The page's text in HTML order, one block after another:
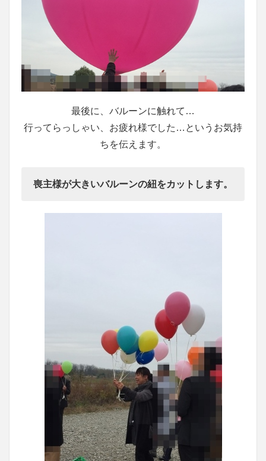
最後に、バルーンに触れて…
行ってらっしゃい、お疲れ様でした…というお気持
ちを伝えます。
喪主様が大きいバルーンの紐をカットします。